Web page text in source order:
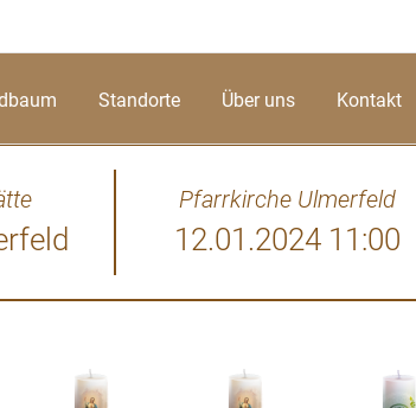
Standorte Über uns Kontakt
Pfarrkirche Ulmerfeld
12.01.2024 11:00
Volker wir werden Dich vermissen.